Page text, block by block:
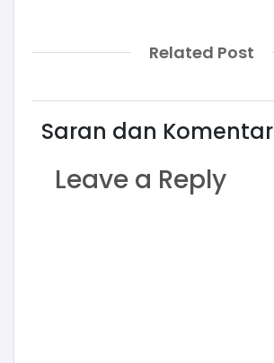
Related Post
Saran dan Komentar
Leave a Reply